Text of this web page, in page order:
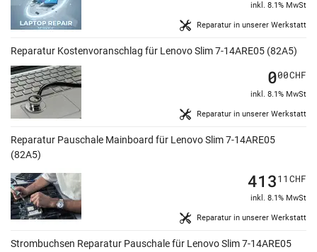
Reparatur in unserer Werkstatt
inkl. 8.1% MwSt
Reparatur Kostenvoranschlag für Lenovo Slim 7-14ARE05 (82A5)
Reparatur in unserer Werkstatt
000CHF
inkl. 8.1% MwSt
Reparatur Pauschale Mainboard für Lenovo Slim 7-14ARE05
(82A5)
Reparatur in unserer Werkstatt
41311 CHF
inkl. 8.1% MwSt
Strombuchsen Reparatur Pauschale für Lenovo Slim 7-14ARE05